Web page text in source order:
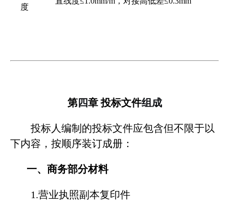
度
第四章 投标文件组成
投标人编制的投标文件应包含但不限于以
下内容，按顺序装订成册：
一、商务部分材料
1.营业执照副本复印件